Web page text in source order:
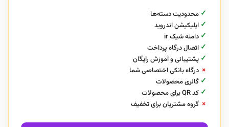
✓ محدودیت دسته‌ها
✓ اپلیکیشن اندروید
✓ دامنه شیک ir
✓ اتصال درگاه پرداخت
✓ پشتیبانی و آموزش رایگان
× درگاه بانکی اختصاصی شما
✓ گالری محصولات
✓ کد QR برای محصولات
× گروه مشتریان برای تخفیف